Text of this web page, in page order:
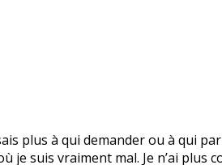
plus à qui demander ou à qui
suis vraiment mal. Je n’ai plus